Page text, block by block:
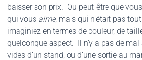
baisser son prix. Ou peut-être que
qui vous aime, mais qui n’était pas
imaginiez en termes de couleur, de
quelconque aspect. Il n’y a pas de
vides d’un stand, ou d’une sortie au